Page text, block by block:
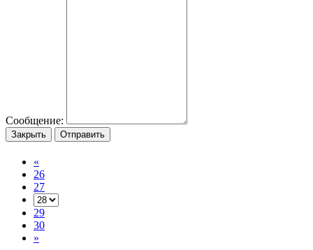
Сообщение:
Закрыть Отправить
«
26
27
29
30
»